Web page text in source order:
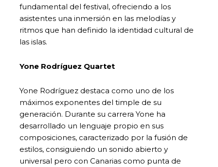
fundamental del festival, ofreciendo a los
asistentes una inmersión en las melodías y
ritmos que han definido la identidad cultural de
las islas.
Yone Rodríguez Quartet
Yone Rodríguez destaca como uno de los
máximos exponentes del timple de su
generación. Durante su carrera Yone ha
desarrollado un lenguaje propio en sus
composiciones, caracterizado por la fusión de
estilos, consiguiendo un sonido abierto y
universal pero con Canarias como punta de